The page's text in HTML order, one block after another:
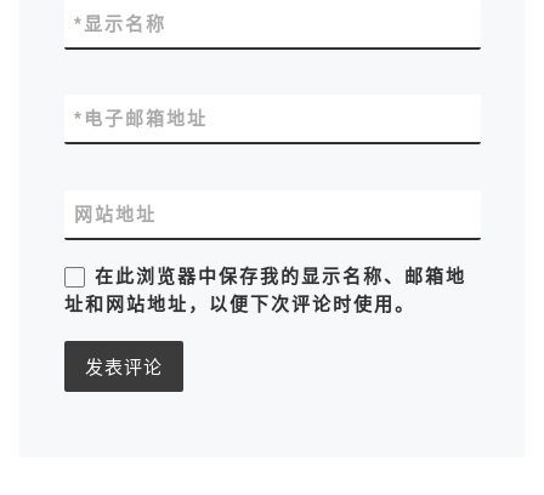
显示名称
*
电子邮箱地址
*
网站地址
在此浏览器中保存我的显示名称、邮箱地
址和网站地址，以便下次评论时使用。